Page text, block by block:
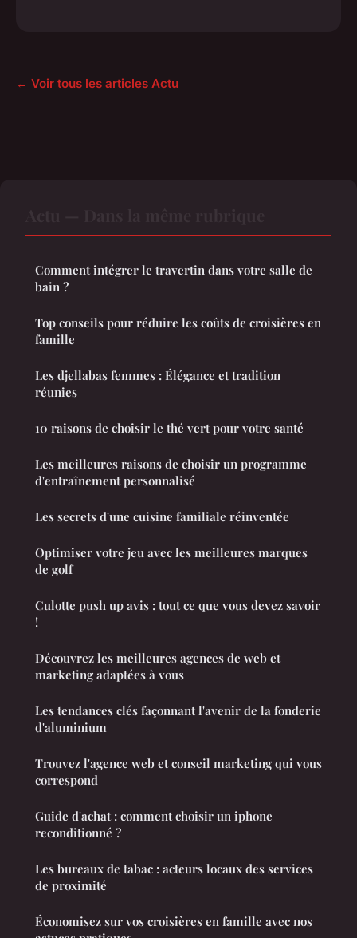
← Voir tous les articles Actu
Comment intégrer le travertin dans votre salle de
bain ?
Top conseils pour réduire les coûts de croisières en
famille
Les djellabas femmes : Élégance et tradition
réunies
10 raisons de choisir le thé vert pour votre santé
Les meilleures raisons de choisir un programme
d'entraînement personnalisé
Les secrets d'une cuisine familiale réinventée
Optimiser votre jeu avec les meilleures marques
de golf
Culotte push up avis : tout ce que vous devez savoir
!
Découvrez les meilleures agences de web et
marketing adaptées à vous
Les tendances clés façonnant l'avenir de la fonderie
d'aluminium
Trouvez l'agence web et conseil marketing qui vous
correspond
Guide d'achat : comment choisir un iphone
reconditionné ?
Les bureaux de tabac : acteurs locaux des services
de proximité
Économisez sur vos croisières en famille avec nos